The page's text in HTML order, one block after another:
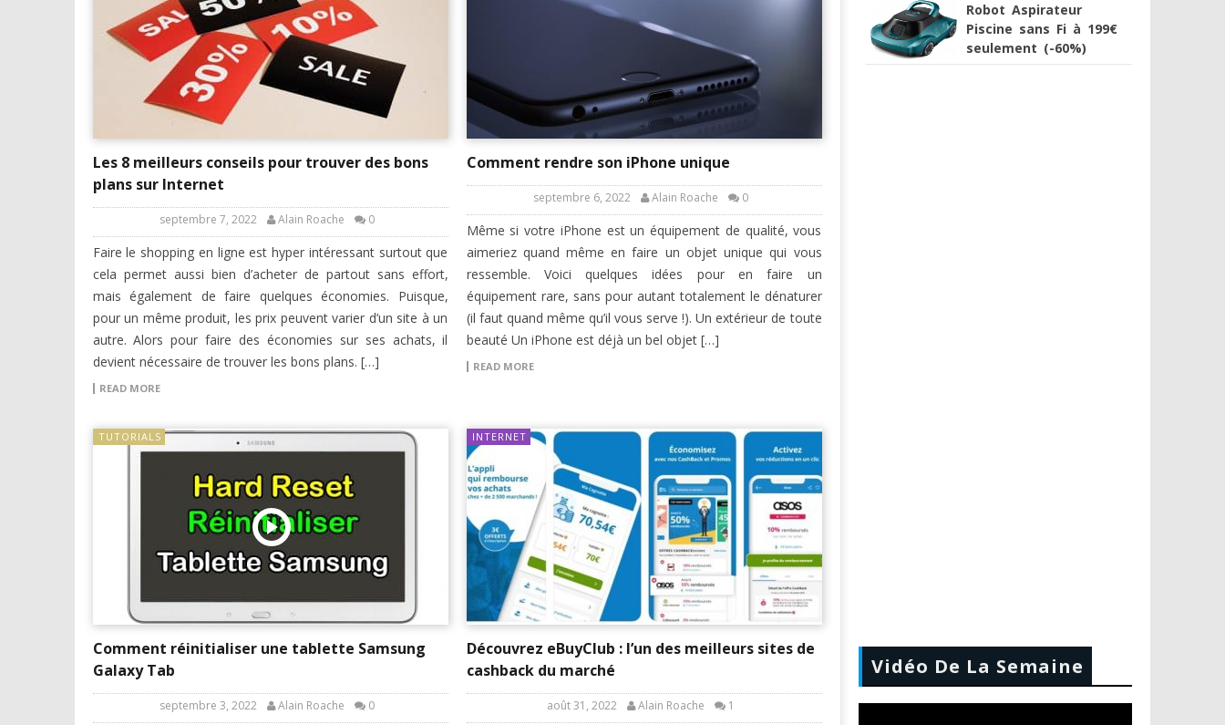
Les 8 meilleurs conseils pour trouver des bons
plans sur Internet
septembre 7, 2022 Alain Roache 0
Faire le shopping en ligne est hyper intéressant surtout que
cela permet aussi bien d’acheter de partout sans effort,
mais également de faire quelques économies. Puisque,
pour un même produit, les prix peuvent varier d’un site à un
autre. Alors pour faire des économies sur ses achats, il
devient nécessaire de trouver les bons plans. […]
READ MORE
Comment rendre son iPhone unique
septembre 6, 2022 Alain Roache 0
Même si votre iPhone est un équipement de qualité, vous
aimeriez quand même en faire un objet unique qui vous
ressemble. Voici quelques idées pour en faire un
équipement rare, sans pour autant totalement le dénaturer
(il faut quand même qu’il vous serve !). Un extérieur de toute
beauté Un iPhone est déjà un bel objet […]
READ MORE
TUTORIALS
Comment réinitialiser une tablette Samsung
Galaxy Tab
septembre 3, 2022 Alain Roache 0
INTERNET
Découvrez eBuyClub : l’un des meilleurs sites de
cashback du marché
août 31, 2022 Alain Roache 1
Robot Aspirateur
Piscine sans Fi à 199€
seulement (-60%)
Vidéo De La Semaine